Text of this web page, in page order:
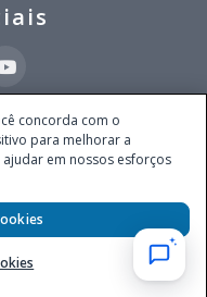
52.868.380/0001-84), com
4.055, 3º andar, Itaim Bibi, no
04538-133, Brasil - empresa
todo território nacional pela
Fazenda, conforme Portaria nº
em 11.2.2025.
concorda com o
para melhorar a
em nossos esforços